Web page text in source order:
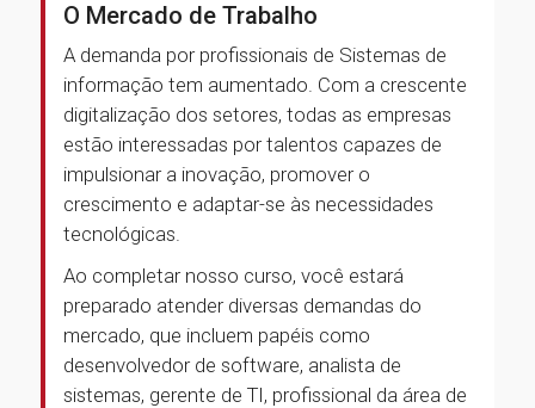
O Mercado de Trabalho
A demanda por profissionais de Sistemas de
informação tem aumentado. Com a crescente
digitalização dos setores, todas as empresas
estão interessadas por talentos capazes de
impulsionar a inovação, promover o
crescimento e adaptar-se às necessidades
tecnológicas.
Ao completar nosso curso, você estará
preparado atender diversas demandas do
mercado, que incluem papéis como
desenvolvedor de software, analista de
sistemas, gerente de TI, profissional da área de